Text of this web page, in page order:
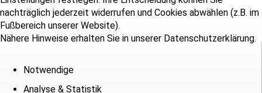
nachträglich jederzeit widerrufen und Cookies abwählen (z.B. im
Fußbereich unserer Website).
Nähere Hinweise erhalten Sie in unserer Datenschutzerklärung.
Notwendige
Analyse & Statistik